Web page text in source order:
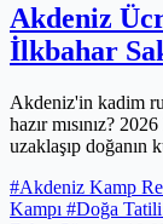
Akdeniz
İlkbahar
Akdeniz'in kadim
hazır mısınız?
uzaklaşıp doğanın
rehber, sadece bir
eşsiz enerjisiyle
#Akdeniz Kamp
Kampı #Doğa Tatili